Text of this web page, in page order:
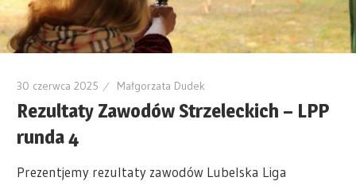
30 czerwca 2025 Małgorzata Dudek
Rezultaty Zawodów Strzeleckich – LPP
runda 4
Prezentjemy rezultaty zawodów Lubelska Liga